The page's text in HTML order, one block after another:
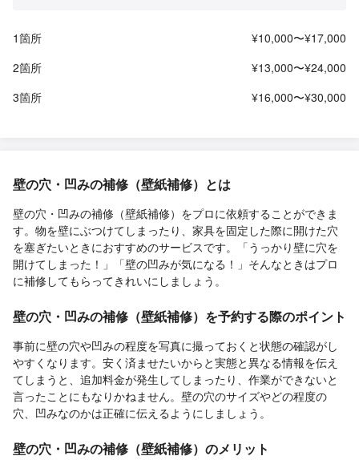
1箇所
¥10,000〜¥17,000
2箇所
¥13,000〜¥24,000
3箇所
¥16,000〜¥30,000
壁の穴・凹みの補修（壁紙補修）とは
壁の穴・凹みの補修（壁紙補修）をプロに依頼することができま
す。物を壁にぶつけてしまったり、家具を固定した際に開けた穴
を塞ぎたいときにおすすめのサービスです。「うっかり壁に穴を
開けてしまった！」「壁の凹みが気になる！」そんなときはプロ
に補修してもらってきれいにしましょう。
壁の穴・凹みの補修（壁紙補修）を予約する際のポイント
事前に壁の穴や凹みの程度を写真に撮っておくと状態の確認がし
やすくなります。安く済ませたいからと実態と異なる情報を伝え
てしまうと、追加料金が発生してしまったり、作業ができないと
言ったことにもなりかねません。壁の穴のサイズやどの程度の
穴、凹みなのかは正確に伝えるようにしましょう。
壁の穴・凹みの補修（壁紙補修）のメリット